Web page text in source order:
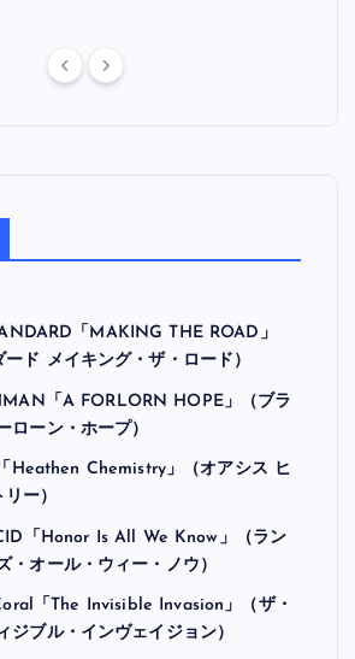
「MAKING THE ROAD」
ード メイキング・ザ・ロード）
「A FORLORN HOPE」（ブラ
ローン・ホープ）
Heathen Chemistry」（オアシス ヒ
ー）
「Honor Is All We Know」（ラン
・オール・ウィー・ノウ）
「The Invisible Invasion」（ザ・
ジブル・インヴェイジョン）